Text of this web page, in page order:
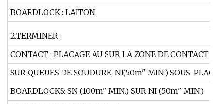
BOARDLOCK : LAITON.
2.TERMINER :
CONTACT : PLACAGE AU SUR LA ZONE DE CONTACT
SUR QUEUES DE SOUDURE, NI(50m" MIN.) SOUS-
BOARDLOCKS: SN (100m" MIN.) SUR NI (50m" MIN.)